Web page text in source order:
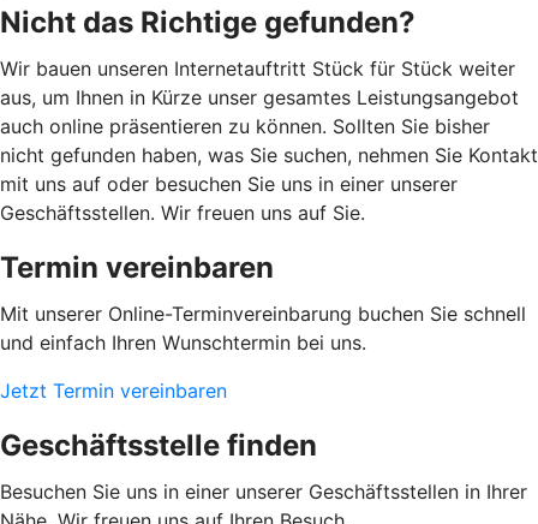
Nicht das Richtige gefunden?
Wir bauen unseren Internetauftritt Stück für Stück weiter
aus, um Ihnen in Kürze unser gesamtes Leistungsangebot
auch online präsentieren zu können. Sollten Sie bisher
nicht gefunden haben, was Sie suchen, nehmen Sie Kontakt
mit uns auf oder besuchen Sie uns in einer unserer
Geschäftsstellen. Wir freuen uns auf Sie.
Termin vereinbaren
Mit unserer Online-Terminvereinbarung buchen Sie schnell
und einfach Ihren Wunschtermin bei uns.
Jetzt Termin vereinbaren
Geschäftsstelle finden
Besuchen Sie uns in einer unserer Geschäftsstellen in Ihrer